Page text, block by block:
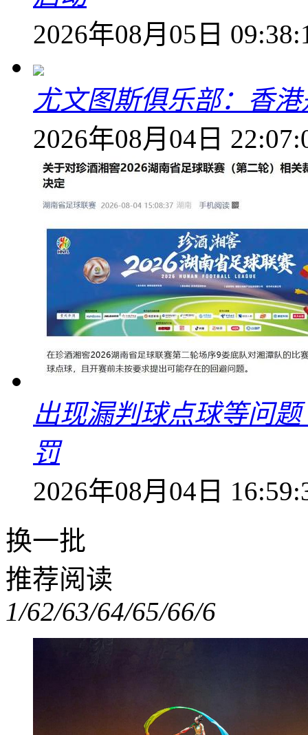
2026年08月05日
尤文图斯俱乐部：香
2026年08月04日
出现漏判球点球等问
罚
2026年08月04日
换一批
推荐阅读
1/62/63/64/65/66/6